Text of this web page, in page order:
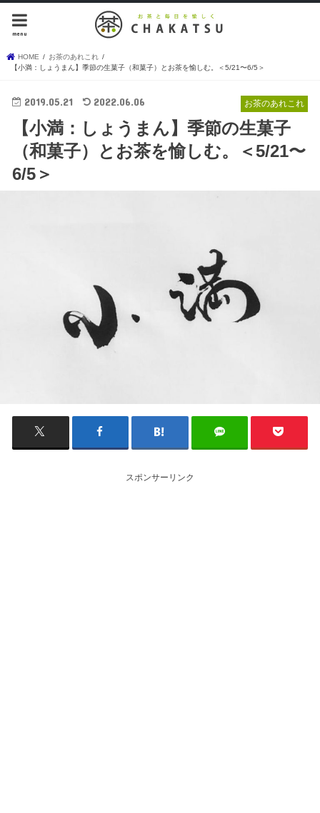
menu
HOME
お茶のあれこれ
【小満：しょうまん】季節の生菓子（和菓子）とお茶を愉しむ。＜5/21〜6/5＞
お茶のあれこれ
2019.05.21 2022.06.06
【小満：しょうまん】季節の生菓子
（和菓子）とお茶を愉しむ。＜5/21〜
6/5＞
スポンサーリンク